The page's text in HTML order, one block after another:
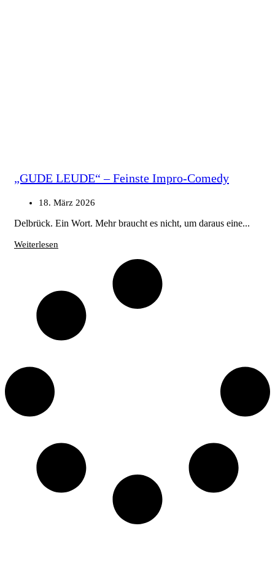
„GUDE LEUDE“ – Feinste Impro-Comedy
18. März 2026
Delbrück. Ein Wort. Mehr braucht es nicht, um daraus eine...
Weiterlesen